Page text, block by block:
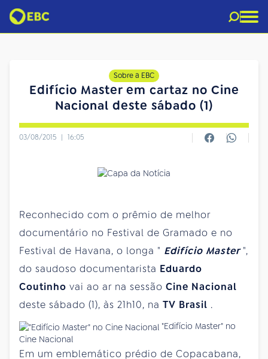
Sobre a EBC
Edifício Master em cartaz no Cine
Nacional deste sábado (1)
03/08/2015 | 16:05
Reconhecido com o prêmio de melhor
documentário no Festival de Gramado e no
Festival de Havana, o longa " Edifício Master",
do saudoso documentarista Eduardo
Coutinho vai ao ar na sessão Cine Nacional
deste sábado (1), às 21h10, na TV Brasil .
"Edifício Master" no
Cine Nacional
Em um emblemático prédio de Copacabana,